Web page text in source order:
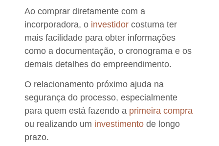
Ao comprar diretamente com a
incorporadora, o investidor costuma ter
mais facilidade para obter informações
como a documentação, o cronograma e os
demais detalhes do empreendimento.
O relacionamento próximo ajuda na
segurança do processo, especialmente
para quem está fazendo a primeira compra
ou realizando um investimento de longo
prazo.